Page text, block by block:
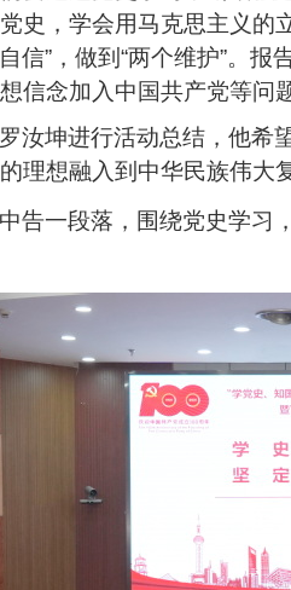
史，学会用马克思主义
信”，做到“两个维护”。
信念加入中国共产党等问
汝坤进行活动总结 ， 他希
理想融入到中华民族伟大
告一段落，围绕党史学习